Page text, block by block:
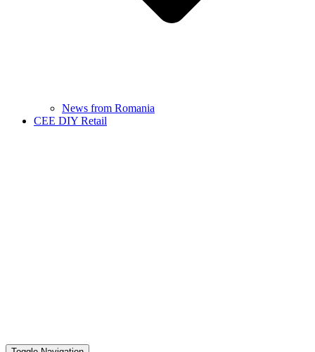
News from Romania
CEE DIY Retail